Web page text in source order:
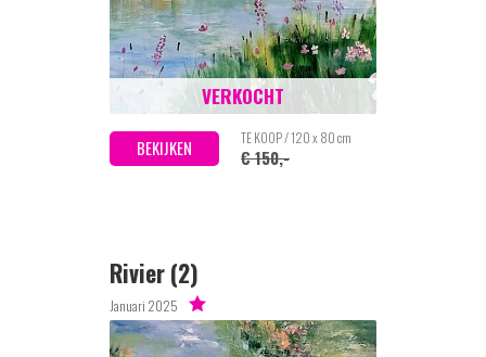
BEKIJKEN TE KOOP / 120 x 80 cm
€ 150,-
VERKOCHT
Rivier (2)
Januari 2025